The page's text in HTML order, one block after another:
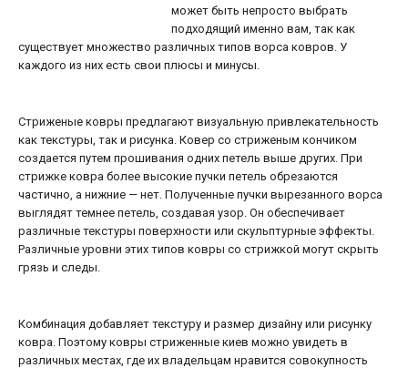
может быть непросто выбрать
подходящий именно вам, так как
существует множество различных типов ворса ковров. У
каждого из них есть свои плюсы и минусы.
Стриженые ковры предлагают визуальную привлекательность
как текстуры, так и рисунка. Ковер со стриженым кончиком
создается путем прошивания одних петель выше других. При
стрижке ковра более высокие пучки петель обрезаются
частично, а нижние — нет. Полученные пучки вырезанного ворса
выглядят темнее петель, создавая узор. Он обеспечивает
различные текстуры поверхности или скульптурные эффекты.
Различные уровни этих типов ковры со стрижкой могут скрыть
грязь и следы.
Комбинация добавляет текстуру и размер дизайну или рисунку
ковра. Поэтому ковры стриженные киев можно увидеть в
различных местах, где их владельцам нравится совокупность